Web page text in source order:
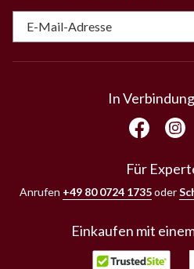
In
Für
Anrufen +49 80 0724 1735oder
Einkaufen mit